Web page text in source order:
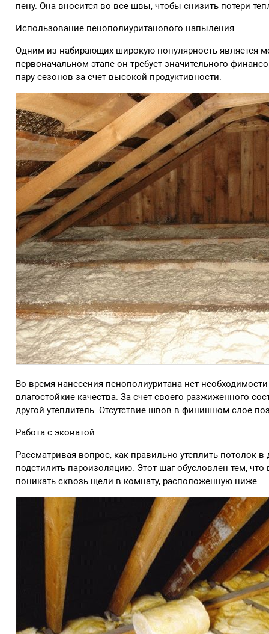
пену. Она вносится во все швы, чтобы снизить потери
Использование пенополиуританового напыления
Одним из набирающих широкую популярность является
первоначальном этапе он требует значительного
пару сезонов за счет высокой продуктивности.
Во время нанесения пенополиуритана нет
влагостойкие качества. За счет своего разжиженного
другой утеплитель. Отсутствие швов в финишном слое
Работа с эковатой
Рассматривая вопрос, как правильно утеплить потолок
подстилить пароизоляцию. Этот шаг обусловлен тем,
поникать сквозь щели в комнату, расположенную ниже.